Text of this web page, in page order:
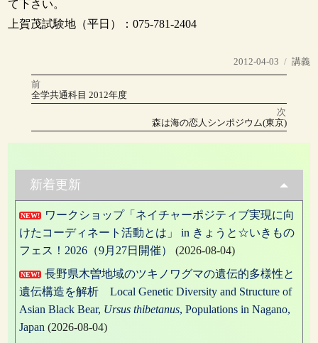
て下さい。
上賀茂試験地（平日）：075-781-2404
投
稿
2012-04-03
カ
講義
投
ナ
ゲ
ー
シ
ョ
ン
前
前
の
全学共通科目 2012年度
次
の
森は海の恋人シンポジウム(東京)
新着更新
NEW!
ワークショップ「ネイチャーポジティブ実現に向
けたコーディネート活動とは」 in きょうと☆いきもの
フェス！2026（9月27日開催）
(2026-08-04)
NEW!
長野県木曽地域のツキノワグマの遺伝的多様性と
遺伝構造を解析 Local Genetic Diversity and Structure of
Asian Black Bear, Ursus thibetanus, Populations in Nagano,
Japan (2026-08-04)